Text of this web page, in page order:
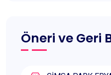
Öneri ve Geri